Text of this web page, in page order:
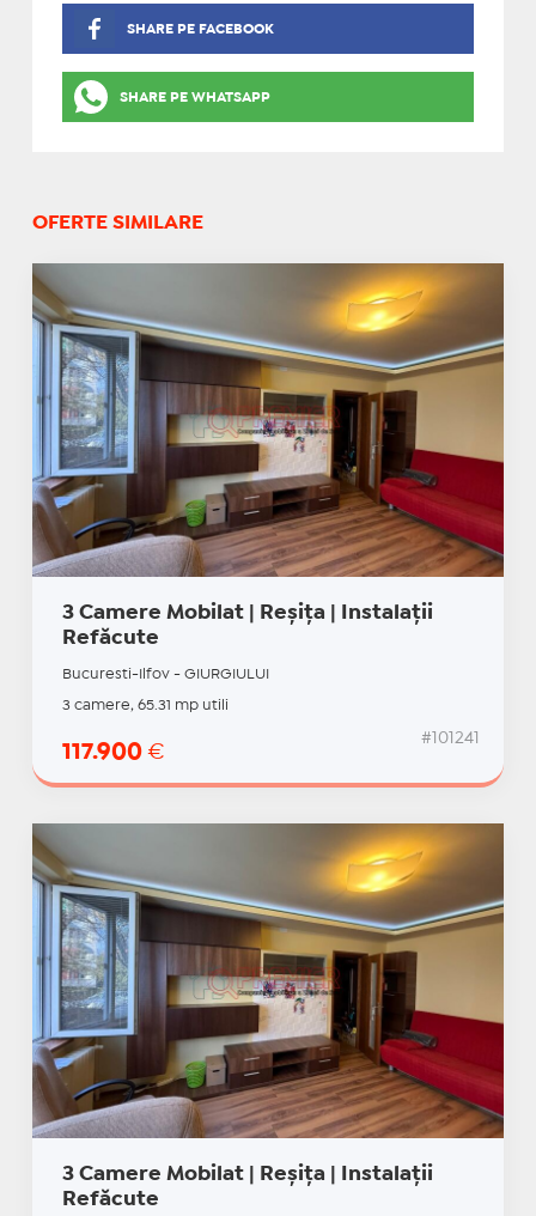
SHARE PE FACEBOOK
SHARE PE WHATSAPP
OFERTE SIMILARE
3 Camere Mobilat | Reșița | Instalații
Refăcute
Bucuresti-Ilfov - GIURGIULUI
3 camere, 65.31 mp utili
117.900 €
#101241
3 Camere Mobilat | Reșița | Instalații
Refăcute